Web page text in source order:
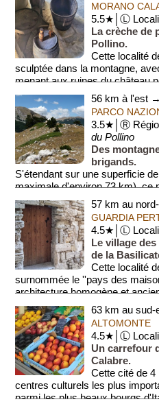
MORANO
5.5★│Ⓛ
La crèche de
Pollino.
Cette localité
sculptée dans la montagne,
menant aux ruines du château
56 km à l'est →
PARCO
3.5★│Ⓡ
du Pollino
Des
brigands.
S'étendant sur une superficie
maximale d'environ 73 km), ce
naturel d'Italie. Le parc, qui fut
57 km au
GUARDIA
4.5★│Ⓛ
Le village
de la
Cette localité
surnommée le ''pays des
architecture homogène et
63 km au
ALTOMONTE
4.5★│Ⓛ
Un carrefour
Calabre.
Cette cité de 4
centres culturels les plus
parmi les plus beaux bourgs